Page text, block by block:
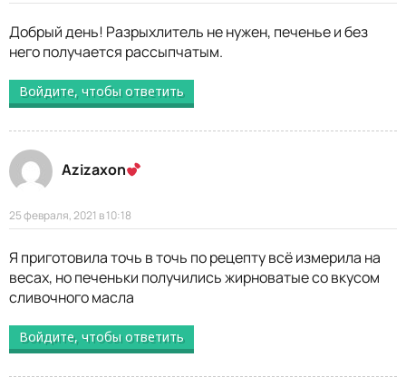
Добрый день! Разрыхлитель не нужен, печенье и без
него получается рассыпчатым.
Войдите, чтобы ответить
Azizaxon
25 февраля, 2021 в 10:18
Я приготовила точь в точь по рецепту всё измерила на
весах, но печеньки получились жирноватые со вкусом
сливочного масла
Войдите, чтобы ответить